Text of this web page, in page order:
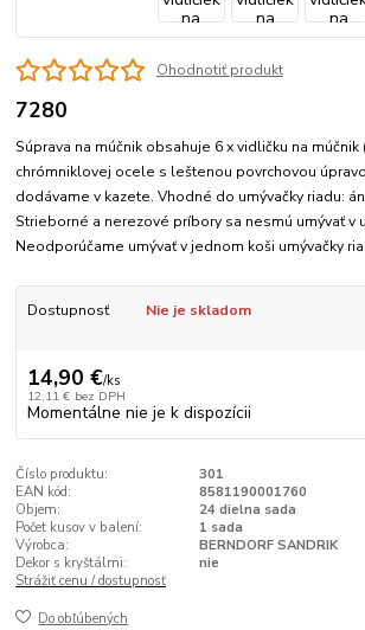
Ohodnotiť produkt
7280
Súprava na múčnik obsahuje 6 x vidličku na múčnik
chrómniklovej ocele s leštenou povrchovou
dodávame v kazete. Vhodné do umývačky riadu:
Strieborné a nerezové príbory sa nesmú umývať v
Neodporúčame umývať v jednom koši umývačky
Dostupnosť Nie je skladom
14,90 €/ks
12,11 € bez DPH
Momentálne nie je k dispozícii
Číslo produktu:
301
EAN kód:
8581190001760
Objem:
24 dielna sada
Počet kusov v balení:
1 sada
Výrobca:
BERNDORF SANDRIK
Dekor s kryštálmi:
nie
Strážiť cenu / dostupnosť
Do obľúbených